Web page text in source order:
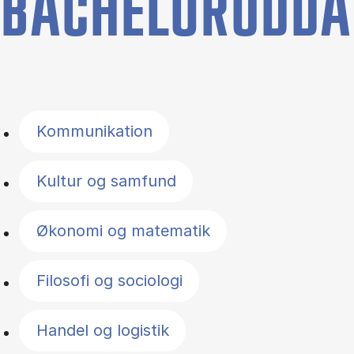
Kommunikation
Kultur og samfund
Økonomi og matematik
Filosofi og sociologi
Handel og logistik